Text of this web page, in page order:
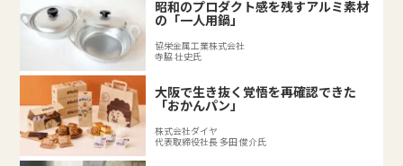
昭和のプロダクト感を残すアルミ素材
の「一人用鍋」
協栄金属工業株式会社
寺脇 壮史氏
大阪で生き抜く覚悟を再確認できた
「おかんパン」
株式会社ダイヤ
代表取締役社長 多田 俊介氏